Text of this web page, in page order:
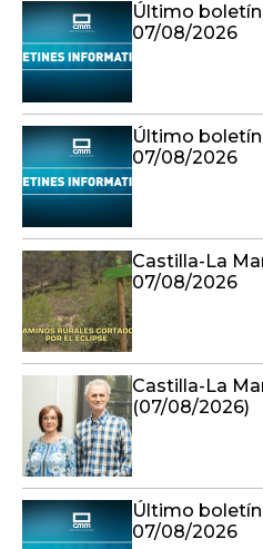
Último
07/08/2026
Último
07/08/2026
Castilla-La
07/08/2026
Castilla-La
(07/08/2026)
Último
07/08/2026